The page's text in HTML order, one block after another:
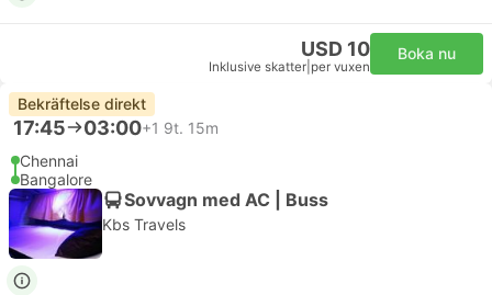
USD 10
Inklusive skatter per vuxen
Boka nu
Bekräftelse direkt
17:45 03:00+1 9t. 15m
Chennai
Bangalore
Sovvagn med AC | Buss
Kbs Travels